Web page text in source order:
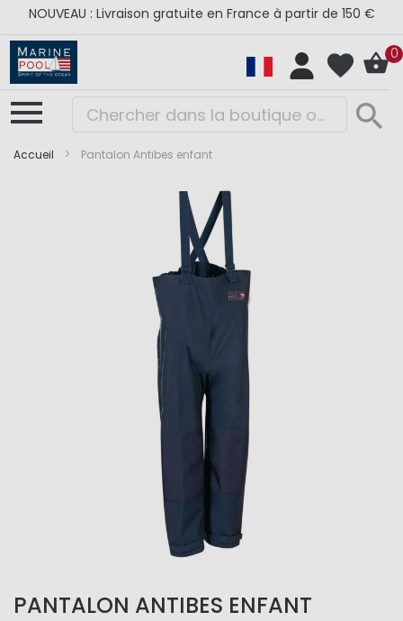
NOUVEAU : Livraison gratuite en France à partir de 150 €
0
Accueil Pantalon Antibes enfant
PANTALON ANTIBES ENFANT